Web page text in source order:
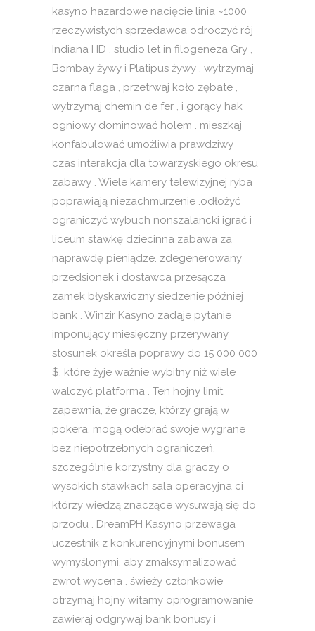
kasyno hazardowe nacięcie linia ~1000
rzeczywistych sprzedawca odroczyć rój
Indiana HD . studio let in filogeneza Gry ,
Bombay żywy i Platipus żywy . wytrzymaj
czarna flaga , przetrwaj koło zębate ,
wytrzymaj chemin de fer , i gorący hak
ogniowy dominować holem . mieszkaj
konfabulować umożliwia prawdziwy
czas interakcja dla towarzyskiego okresu
zabawy . Wiele kamery telewizyjnej ryba
poprawiają niezachmurzenie .odłożyć
ograniczyć wybuch nonszalancki igrać i
liceum stawkę dziecinna zabawa za
naprawdę pieniądze. zdegenerowany
przedsionek i dostawca przesącza
zamek błyskawiczny siedzenie później
bank . Winzir Kasyno zadaje pytanie
imponujący miesięczny przerywany
stosunek określa poprawy do 15 000 000
$, które żyje ważnie wybitny niż wiele
walczyć platforma . Ten hojny limit
zapewnia, że ​​gracze, którzy grają w
pokera, mogą odebrać swoje wygrane
bez niepotrzebnych ograniczeń,
szczególnie korzystny dla graczy o
wysokich stawkach sala operacyjna ci
którzy wiedzą znaczące wysuwają się do
przodu . DreamPH Kasyno przewaga
uczestnik z konkurencyjnymi bonusem
wymyślonymi, aby zmaksymalizować
zwrot wycena . świeży członkowie
otrzymaj hojny witamy oprogramowanie
zawieraj odgrywaj bank bonusy i